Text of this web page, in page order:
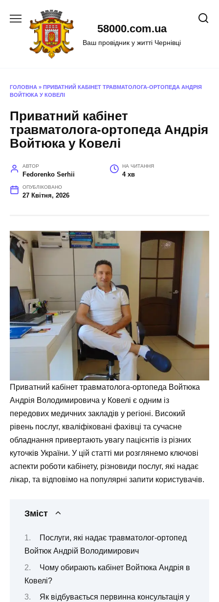
58000.com.ua
Ваш провідник у житті Чернівці
ГОЛОВНА » ПРИВАТНИЙ КАБІНЕТ ТРАВМАТОЛОГА-ОРТОПЕДА АНДРІЯ
ВОЙТЮКА У КОВЕЛІ
Приватний кабінет
травматолога-ортопеда Андрія
Войтюка у Ковелі
АВТОР
Fedorenko Serhii
НА ЧИТАННЯ
4 хв
ОПУБЛІКОВАНО
27 Квітня, 2026
Приватний кабінет травматолога-ортопеда Войтюка
Андрія Володимировича у Ковелі є одним із
передових медичних закладів у регіоні. Високий
рівень послуг, кваліфіковані фахівці та сучасне
обладнання привертають увагу пацієнтів із різних
куточків України. У цій статті ми розглянемо ключові
аспекти роботи кабінету, різновиди послуг, які надає
лікар, та відповімо на популярні запити користувачів.
Зміст
Послуги, які надає травматолог-ортопед
Войтюк Андрій Володимирович
Чому обирають кабінет Войтюка Андрія в
Ковелі?
Як відбувається первинна консультація у